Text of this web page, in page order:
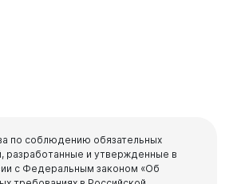
по соблюдению обязательных
разработанные и утвержденные в
с Федеральным законом «Об